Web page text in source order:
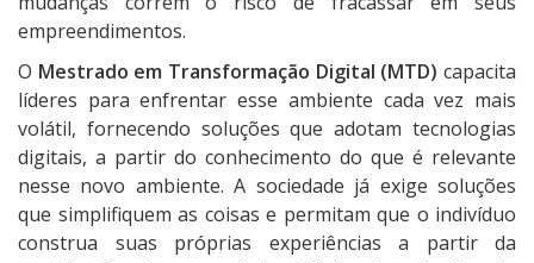
empreendimentos.
O Mestrado em Transformação Digital (MTD) capacita
líderes para enfrentar esse ambiente cada vez mais
volátil, fornecendo soluções que adotam tecnologias
digitais, a partir do conhecimento do que é relevante
nesse novo ambiente. A sociedade já exige soluções
que simplifiquem as coisas e permitam que o indivíduo
construa suas próprias experiências a partir da